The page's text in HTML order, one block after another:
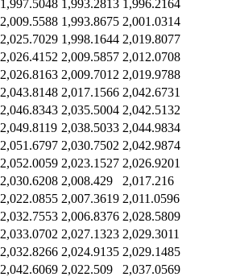
1,997.5048 1,993.2813 1,996.2164
2,009.5588 1,993.8675 2,001.0314
2,025.7029 1,998.1644 2,019.8077
2,026.4152 2,009.5857 2,012.0708
2,026.8163 2,009.7012 2,019.9788
2,043.8148 2,017.1566 2,042.6731
2,046.8343 2,035.5004 2,042.5132
2,049.8119 2,038.5033 2,044.9834
2,051.6797 2,030.7502 2,042.9874
2,052.0059 2,023.1527 2,026.9201
2,030.6208 2,008.429
2,017.216
2,022.0855 2,007.3619 2,011.0596
2,032.7553 2,006.8376 2,028.5809
2,033.0702 2,027.1323 2,029.3011
2,032.8266 2,024.9135 2,029.1485
2,042.6069 2,022.509
2,037.0569